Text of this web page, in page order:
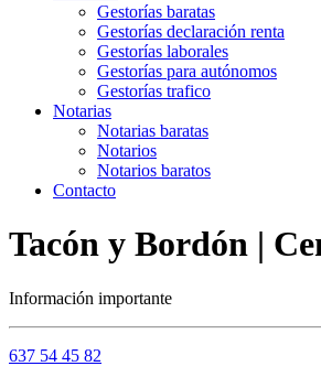
Gestorías baratas
Gestorías declaración renta
Gestorías laborales
Gestorías para autónomos
Gestorías trafico
Notarias
Notarias baratas
Notarios
Notarios baratos
Contacto
Tacón y Bordón |
Información importante
637 54 45 82